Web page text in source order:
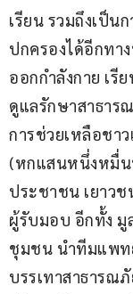
เรียน รวมถึงเป็น
ปกครองได้อีกทา
ออกกำลังกาย เรี
ดูแลรักษาสาธาร
การช่วยเหลือชา
(หกแสนหนึ่งหมื่น
ประชาชน เยาว
ผู้รับมอบ อีกทั้ง มู
ชุมชน นำทีมแพท
บรรเทาสาธารณ